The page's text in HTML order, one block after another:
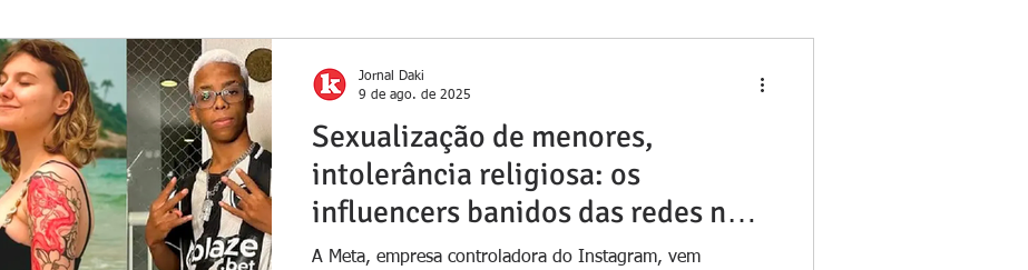
Sexualização de menores,
intolerância religiosa: os
influencers banidos das redes no
Brasil
A Meta, empresa controladora do Instagram, vem
Jornal Daki
9 de ago. de 2025